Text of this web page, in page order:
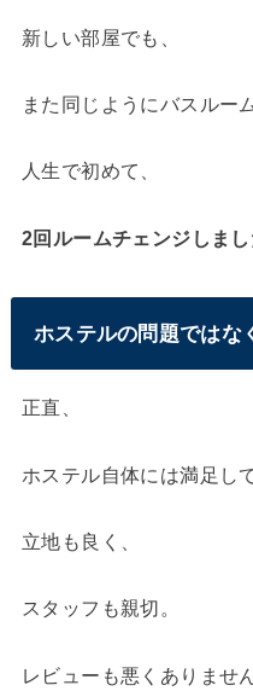
新しい部屋でも、
また同じようにバスルー
人生で初めて、
2回ルームチェンジしまし
ホステルの問題ではな
正直、
ホステル自体には満足し
立地も良く、
スタッフも親切。
レビューも悪くありません